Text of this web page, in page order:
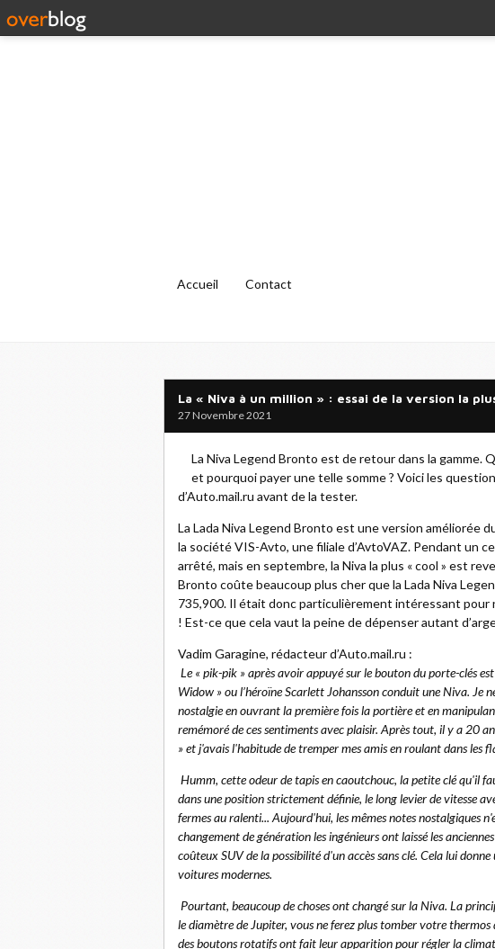
Accueil Contact
La « Niva à un million » : essai de la version la
27 Novembre 2021
La Niva Legend Bronto est de retour dans la gamme.
et pourquoi payer une telle somme ? Voici les
d’Auto.mail.ru avant de la tester.
La Lada Niva Legend Bronto est une version améliorée
la société VIS-Avto, une filiale d’AvtoVAZ. Pendant un
arrêté, mais en septembre, la Niva la plus « cool » est
Bronto coûte beaucoup plus cher que la Lada Niva
735,900. Il était donc particulièrement intéressant pour
! Est-ce que cela vaut la peine de dépenser autant
Vadim Garagine, rédacteur d’Auto.mail.ru :
Le « pik-pik » après avoir appuyé sur le bouton du porte-clés
Widow » ou l’héroïne Scarlett Johansson conduit une Niva. Je
nostalgie en ouvrant la première fois la portière et en
remémoré de ces sentiments avec plaisir. Après tout, il y a 20
» et j'avais l'habitude de tremper mes amis en roulant dans les
Humm, cette odeur de tapis en caoutchouc, la petite clé qu'il
dans une position strictement définie, le long levier de vitesse
fermes au ralenti... Aujourd'hui, les mêmes notes nostalgiques
changement de génération les ingénieurs ont laissé les
coûteux SUV de la possibilité d'un accès sans clé. Cela lui
voitures modernes.
Pourtant, beaucoup de choses ont changé sur la Niva. La
le diamètre de Jupiter, vous ne ferez plus tomber votre
des boutons rotatifs ont fait leur apparition pour régler la